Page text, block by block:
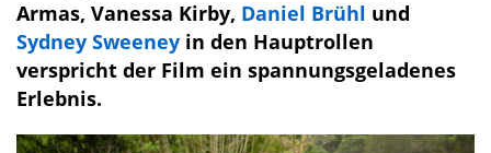
Armas, Vanessa Kirby, Daniel Brühl und
Sydney Sweeney in den Hauptrollen
verspricht der Film ein spannungsgeladenes
Erlebnis.